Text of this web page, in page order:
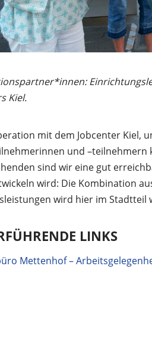
Kiel.
mit dem Jobcenter Kiel,
und
sind wir eine gut
wird: Die Kombination
wird hier im Stadtteil
LINKS
Mettenhof –